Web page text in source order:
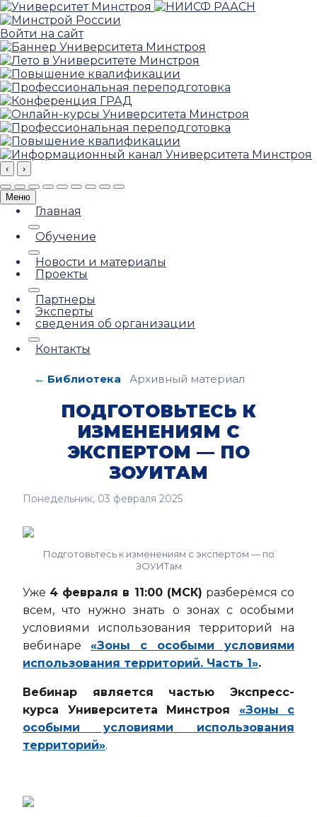
Войти на сайт
‹ ›
Меню
Главная
Обучение
Новости и материалы
Проекты
Партнеры
Эксперты
сведения об организации
Контакты
← Библиотека Архивный материал
ПОДГОТОВЬТЕСЬ К
ИЗМЕНЕНИЯМ С
ЭКСПЕРТОМ — ПО
ЗОУИТАМ
Понедельник, 03 февраля 2025
Подготовьтесь к изменениям с экспертом — по
ЗОУИТам
Уже 4 февраля в 11:00 (МСК) разберёмся со
всем, что нужно знать о зонах с особыми
условиями использования территорий на
вебинаре «Зоны с особыми условиями
использования территорий. Часть 1».
Вебинар является частью Экспресс-
курса Университета Минстроя «Зоны с
особыми условиями использования
территорий».